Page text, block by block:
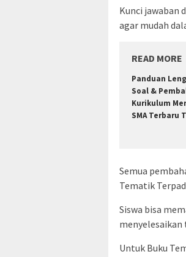
Kunci jawaban
agar mudah
READ MORE
Panduan
Soal &
Kurikulum
SMA Terbaru
Semua
Tematik
Siswa bisa
menyelesaikan
Untuk Buku